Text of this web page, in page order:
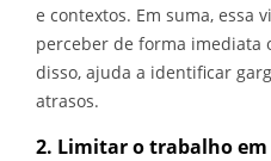
e contextos. Em suma, essa
perceber de forma imediata
disso, ajuda a identificar
atrasos.
2. Limitar o trabalho em